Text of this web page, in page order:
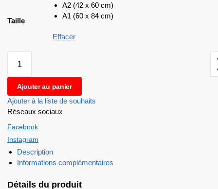
Taille
A2 (42 x 60 cm)
A1 (60 x 84 cm)
Effacer
Ajouter au panier
Ajouter à la liste de souhaits
Réseaux sociaux
Facebook
Instagram
Description
Informations complémentaires
Détails du produit